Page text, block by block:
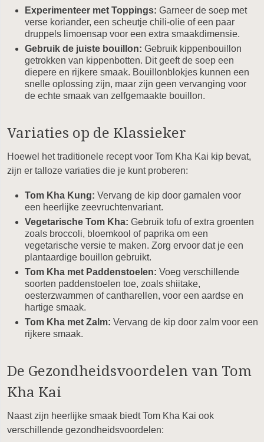
Experimenteer met Toppings: Garneer de soep met
verse koriander, een scheutje chili-olie of een paar
druppels limoensap voor een extra smaakdimensie.
Gebruik de juiste bouillon: Gebruik kippenbouillon
getrokken van kippenbotten. Dit geeft de soep een
diepere en rijkere smaak. Bouillonblokjes kunnen een
snelle oplossing zijn, maar zijn geen vervanging voor
de echte smaak van zelfgemaakte bouillon.
Variaties op de Klassieker
Hoewel het traditionele recept voor Tom Kha Kai kip bevat,
zijn er talloze variaties die je kunt proberen:
Tom Kha Kung: Vervang de kip door garnalen voor
een heerlijke zeevruchtenvariant.
Vegetarische Tom Kha: Gebruik tofu of extra groenten
zoals broccoli, bloemkool of paprika om een
vegetarische versie te maken. Zorg ervoor dat je een
plantaardige bouillon gebruikt.
Tom Kha met Paddenstoelen: Voeg verschillende
soorten paddenstoelen toe, zoals shiitake,
oesterzwammen of cantharellen, voor een aardse en
hartige smaak.
Tom Kha met Zalm: Vervang de kip door zalm voor een
rijkere smaak.
De Gezondheidsvoordelen van Tom
Kha Kai
Naast zijn heerlijke smaak biedt Tom Kha Kai ook
verschillende gezondheidsvoordelen: